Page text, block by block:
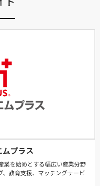
プラス
業を始めとする幅広い産業分野
、教育支援、マッチングサービ